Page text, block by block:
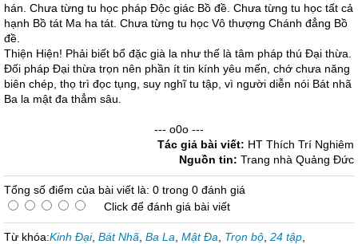
hán. Chưa từng tu học pháp Độc giác Bồ đề. Chưa từng tu học tất cả
hạnh Bồ tát Ma ha tát. Chưa từng tu học Vô thượng Chánh đẳng Bồ
đề.
Thiện Hiện! Phải biết bổ đặc già la như thế là tâm pháp thú Đại thừa.
Đối pháp Đại thừa trọn nên phần ít tin kính yêu mến, chớ chưa năng
biên chép, thọ trì đọc tụng, suy nghĩ tu tập, vì người diễn nói Bát nhã
Ba la mật đa thẳm sâu.
--- o0o ---
Tác giả bài viết: HT Thích Trí Nghiêm
Nguồn tin: Trang nhà Quảng Đức
Tổng số điểm của bài viết là: 0 trong 0 đánh giá
Click để đánh giá bài viết
Từ khóa:Kinh Đại, Bát Nhã Ba La Mật Đa Trọn bộ 24 tập